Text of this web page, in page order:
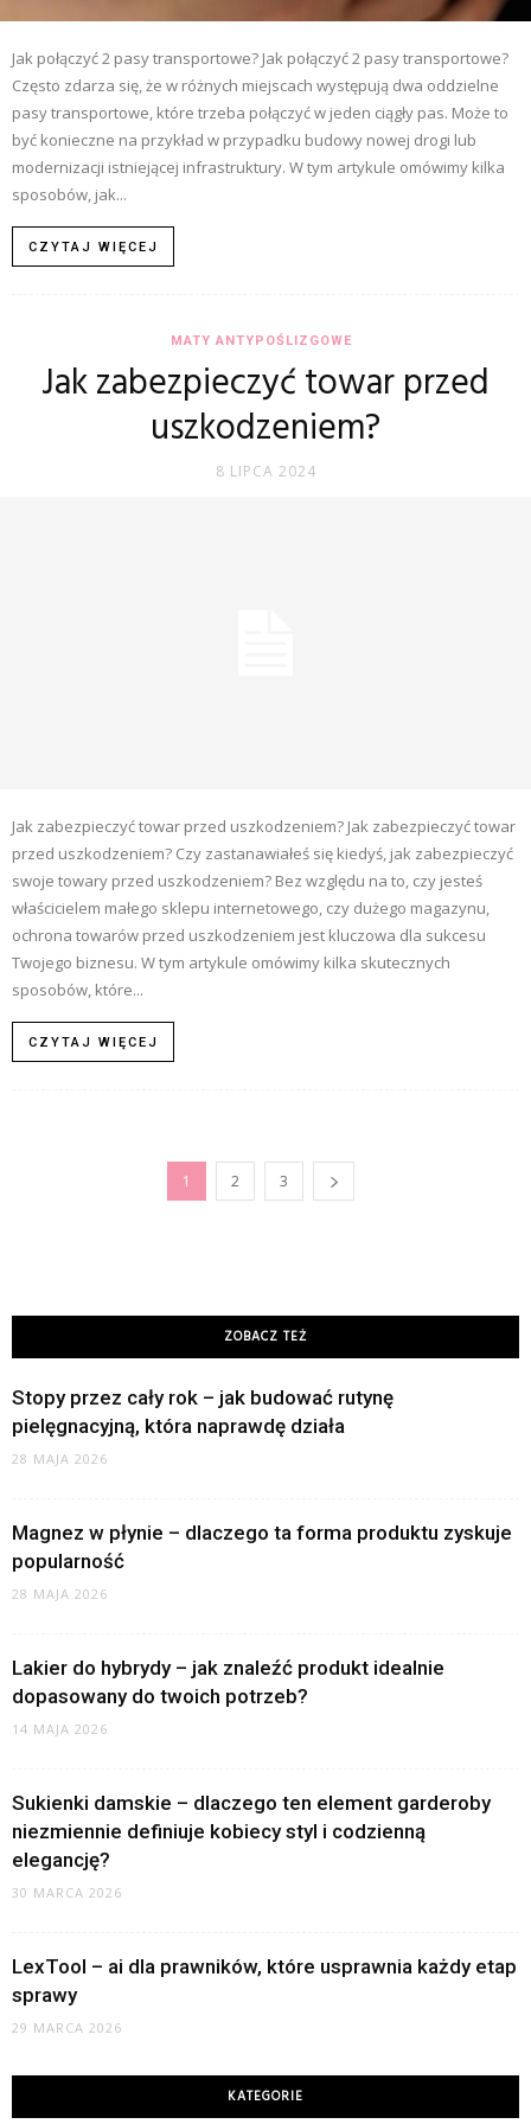
Jak połączyć 2 pasy transportowe? Jak połączyć 2 pasy transportowe?
Często zdarza się, że w różnych miejscach występują dwa oddzielne
pasy transportowe, które trzeba połączyć w jeden ciągły pas. Może to
być konieczne na przykład w przypadku budowy nowej drogi lub
modernizacji istniejącej infrastruktury. W tym artykule omówimy kilka
sposobów, jak...
CZYTAJ WIĘCEJ
MATY ANTYPOŚLIZGOWE
Jak zabezpieczyć towar przed
uszkodzeniem?
8 LIPCA 2024
Jak zabezpieczyć towar przed uszkodzeniem? Jak zabezpieczyć towar
przed uszkodzeniem? Czy zastanawiałeś się kiedyś, jak zabezpieczyć
swoje towary przed uszkodzeniem? Bez względu na to, czy jesteś
właścicielem małego sklepu internetowego, czy dużego magazynu,
ochrona towarów przed uszkodzeniem jest kluczowa dla sukcesu
Twojego biznesu. W tym artykule omówimy kilka skutecznych
sposobów, które...
CZYTAJ WIĘCEJ
1 2 3
ZOBACZ TEŻ
Stopy przez cały rok – jak budować rutynę
pielęgnacyjną, która naprawdę działa
28 MAJA 2026
Magnez w płynie – dlaczego ta forma produktu zyskuje
popularność
28 MAJA 2026
Lakier do hybrydy – jak znaleźć produkt idealnie
dopasowany do twoich potrzeb?
14 MAJA 2026
Sukienki damskie – dlaczego ten element garderoby
niezmiennie definiuje kobiecy styl i codzienną
elegancję?
30 MARCA 2026
LexTool – ai dla prawników, które usprawnia każdy etap
sprawy
29 MARCA 2026
KATEGORIE